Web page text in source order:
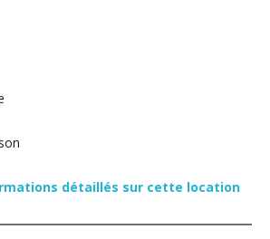
détaillés sur cette location